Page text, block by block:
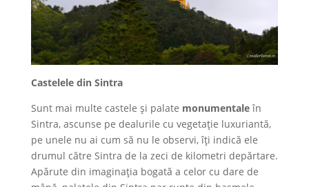
Castelele din Sintra
Sunt mai multe castele și palate monumentaleîn
Sintra, ascunse pe dealurile cu vegetație luxuriantă,
pe unele nu ai cum să nu le observi, îți indică ele
drumul către Sintra de la zeci de kilometri depărtare.
Apărute din imaginația bogată a celor cu dare de